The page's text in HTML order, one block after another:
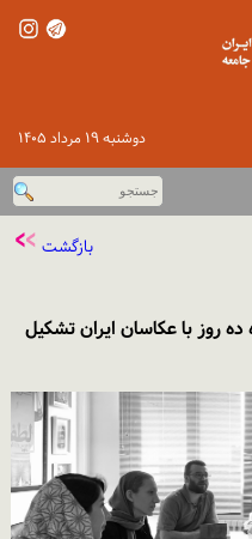
دوشنبه ۱۹ مرداد ۱۴۰۵
بازگشت
ده روز با عکاسان ایران تشکیل